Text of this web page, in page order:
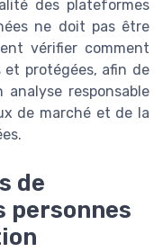
des plateformes
ne doit pas être
vérifier comment
protégées, afin de
responsable
de marché et de la
de
personnes